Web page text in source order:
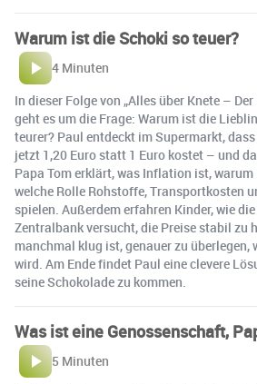
Warum ist die Schoki so teuer?
4 Minuten
In dieser Folge von „Alles über Knete –
geht es um die Frage: Warum ist die
teurer? Paul entdeckt im Supermarkt,
jetzt 1,20 Euro statt 1 Euro kostet – und
Papa Tom erklärt, was Inflation ist, warum
welche Rolle Rohstoffe, Transportkosten
spielen. Außerdem erfahren Kinder, wie
Zentralbank versucht, die Preise stabil zu
manchmal klug ist, genauer zu überlegen,
wird. Am Ende findet Paul eine clevere
seine Schokolade zu kommen.
Was ist eine Genossenschaft,
5 Minuten